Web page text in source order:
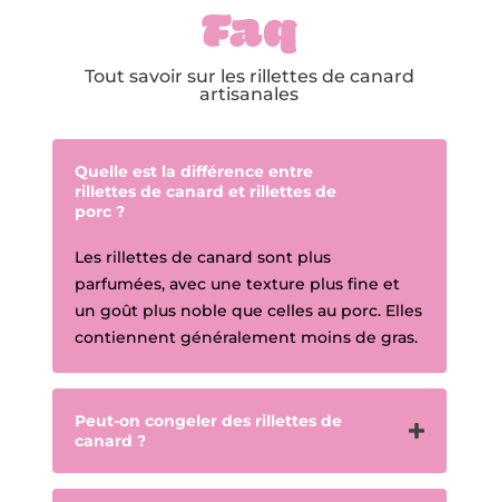
Faq
Tout savoir sur les rillettes de canard
artisanales
Quelle est la différence entre
rillettes de canard et rillettes de
porc ?
Les rillettes de canard sont plus
parfumées, avec une texture plus fine et
un goût plus noble que celles au porc. Elles
contiennent généralement moins de gras.
Peut-on congeler des rillettes de
canard ?